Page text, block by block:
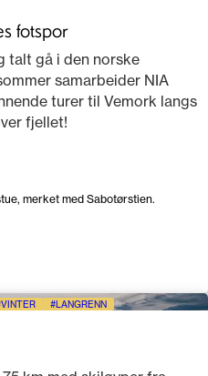
fotspor
talt gå i den norske
samarbeider NIA
turer til Vemork langs
fjellet!
merket med Sabotørstien.
VINTER LANGRENN